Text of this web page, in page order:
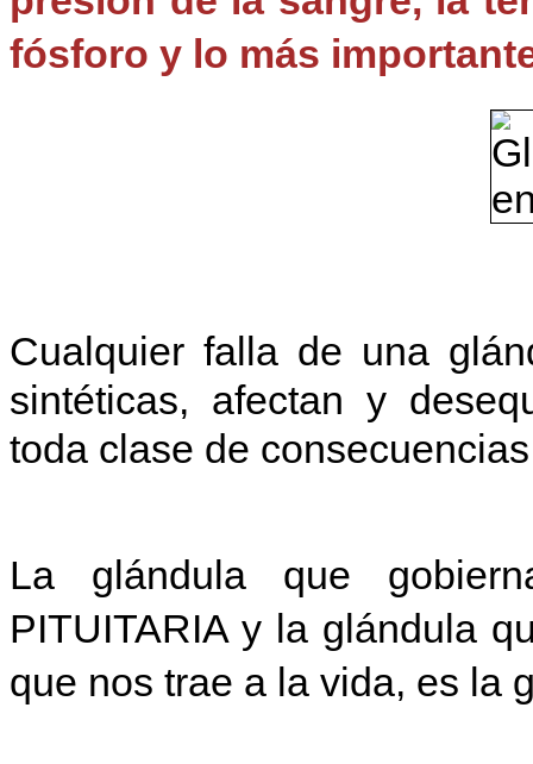
fósforo y lo más
Cualquier falla de una
sintéticas, afectan y
toda clase de
La glándula que
PITUITARIA y la glándula
que nos trae a la vida, es la